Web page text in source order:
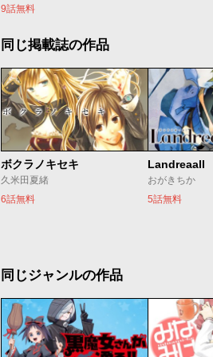
9話無料
同じ掲載誌の作品
ボクラノキセキ
久米田夏緒
6話無料
Landreaall
おがきちか
5話無料
同じジャンルの作品